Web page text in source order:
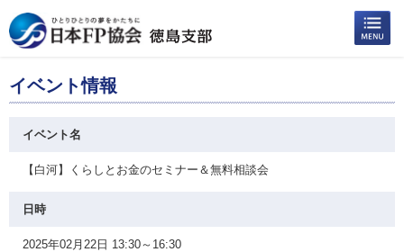
イベント情報
イベント名
【白河】くらしとお金のセミナー＆無料相談会
日時
2025年02月22日 13:30～16:30